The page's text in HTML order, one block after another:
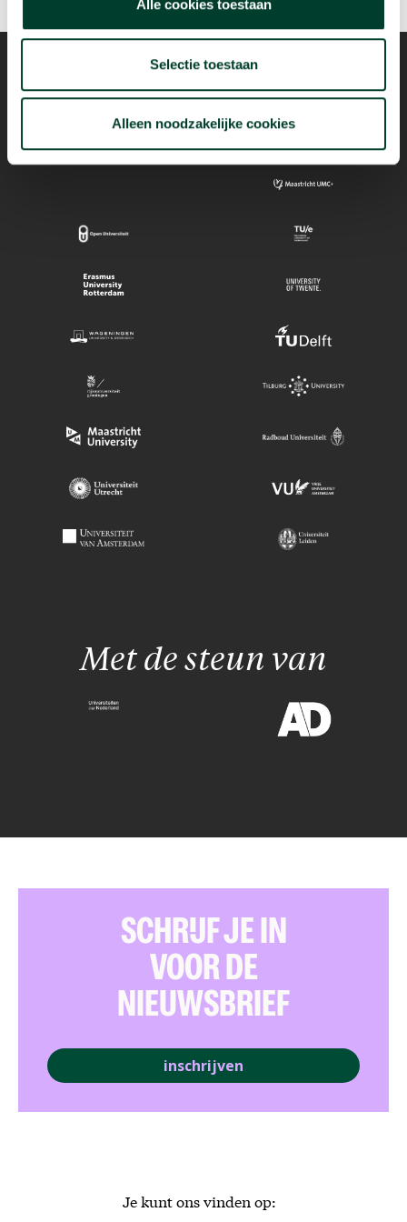
Alle cookies toestaan
Selectie toestaan
Alleen noodzakelijke cookies
Mogelijk dankzij
Met de steun van
Je kunt ons vinden op:
SCHRIJF JE IN
VOOR DE
NIEUWSBRIEF
inschrijven